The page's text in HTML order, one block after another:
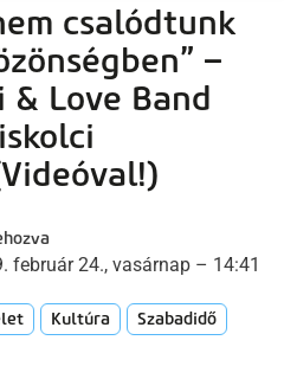
csalódtunk
–
Love Band
február 24., vasárnap – 14:41
Kultúra Szabadidő